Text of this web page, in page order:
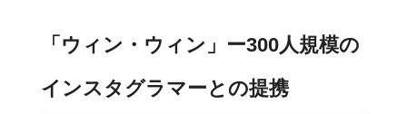
「ウィン・ウィン」ー300人規模の
インスタグラマーとの提携